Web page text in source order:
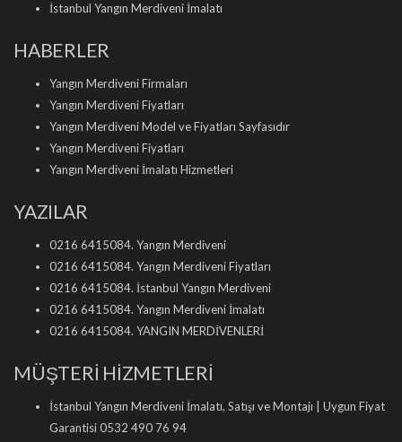
İstanbul Yangın Merdiveni İmalatı
HABERLER
Yangın Merdiveni Firmaları
Yangın Merdiveni Fiyatları
Yangın Merdiveni Model ve Fiyatları Sayfasıdır
Yangın Merdiveni Fiyatları
Yangın Merdiveni İmalatı Hizmetleri
YAZILAR
0216 6415084. Yangın Merdiveni
0216 6415084. Yangın Merdiveni Fiyatları
0216 6415084. İstanbul Yangın Merdiveni
0216 6415084. Yangın Merdiveni İmalatı
0216 6415084. YANGIN MERDİVENLERİ
MÜŞTERİ HİZMETLERİ
İstanbul Yangın Merdiveni İmalatı, Satışı ve Montajı | Uygun Fiyat
Garantisi 0532 490 76 94